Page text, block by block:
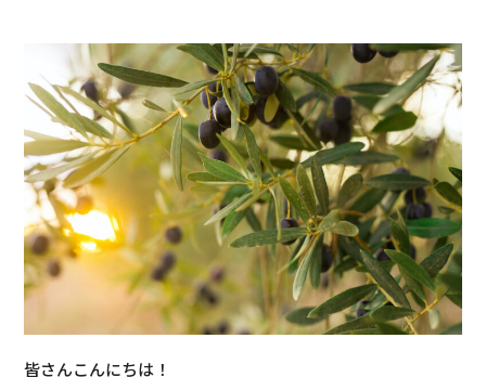
皆さんこんにちは！